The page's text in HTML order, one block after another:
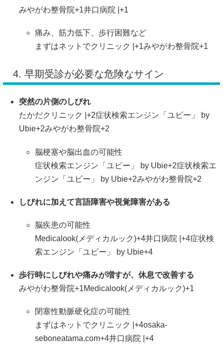
みやがわ整骨院+1井口病院 | +1
痛み、筋力低下、歩行困難など
まずはネットでクリニック | +1みやがわ整骨院+1
4. 早期受診が必要な危険なサイン
突然の片側のしびれ
たかだクリニック | +2症状検索エンジン「ユビー」 by
Ubie+2みやがわ整骨院+2
脳梗塞や脳出血の可能性
症状検索エンジン「ユビー」 by Ubie+2症状検索エ
ンジン「ユビー」 by Ubie+2みやがわ整骨院+2
しびれに加えて言語障害や視覚障害がある
脳疾患の可能性
Medicalook(メディカルック)+4井口病院 | +4症状検
索エンジン「ユビー」 by Ubie+4
歩行時にしびれや痛みが増すが、休息で改善する
みやがわ整骨院+1Medicalook(メディカルック)+1
閉塞性動脈硬化症の可能性
まずはネットでクリニック | +4osaka-
seboneatama.com+4井口病院 | +4